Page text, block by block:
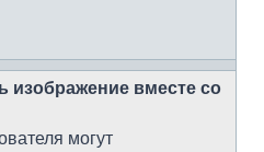
изображение вместе со
могут